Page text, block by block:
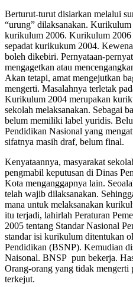
Berturut-turut disiarkan melalui
“urung” dilaksanakan.
kurikulum 2006. Kurikulum
sepadat kurikukum 2004.
boleh dikebiri. Pernyataan-
mengagetkan atau
Akan tetapi, amat mengejutkan
mengerti. Masalahnya terletak
Kurikulum 2004 merupakan
sekolah melaksanakan. Sebagai
belum memiliki label yuridis.
Pendidikan Nasional yang
sifatnya masih draf, belum final.
Kenyataannya, masyarakat
pengmabil keputusan di Dinas
Kota menganggapnya lain.
telah wajib dilaksanakan.
mana untuk melaksanakan
itu terjadi, lahirlah Peraturan
2005 tentang Standar Nasional
standar isi kurikulum ditentukan
Pendidikan (BSNP). Kemudian
Naisonal. BNSP pun bekerja.
Orang-orang yang tidak mengerti
terkejut.